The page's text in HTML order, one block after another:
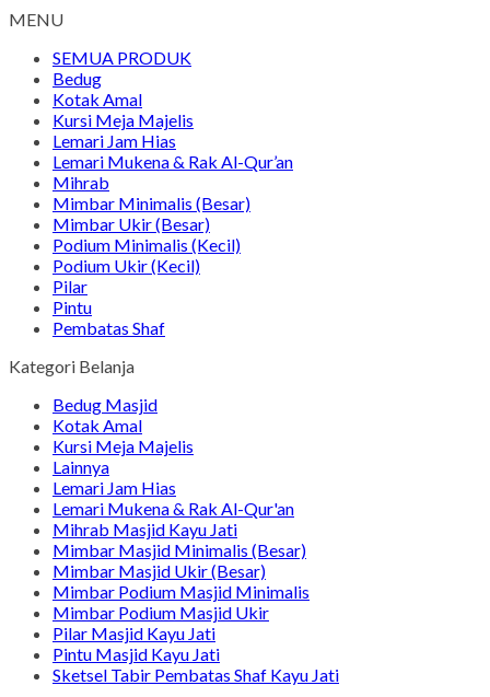
MENU
SEMUA PRODUK
Bedug
Kotak Amal
Kursi Meja Majelis
Lemari Jam Hias
Lemari Mukena & Rak Al-Qur’an
Mihrab
Mimbar Minimalis (Besar)
Mimbar Ukir (Besar)
Podium Minimalis (Kecil)
Podium Ukir (Kecil)
Pilar
Pintu
Pembatas Shaf
Kategori Belanja
Bedug Masjid
Kotak Amal
Kursi Meja Majelis
Lainnya
Lemari Jam Hias
Lemari Mukena & Rak Al-Qur'an
Mihrab Masjid Kayu Jati
Mimbar Masjid Minimalis (Besar)
Mimbar Masjid Ukir (Besar)
Mimbar Podium Masjid Minimalis
Mimbar Podium Masjid Ukir
Pilar Masjid Kayu Jati
Pintu Masjid Kayu Jati
Sketsel Tabir Pembatas Shaf Kayu Jati